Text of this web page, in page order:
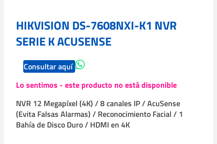
HIKVISION DS-7608NXI-K1 NVR
SERIE K ACUSENSE
Consultar aquí
Lo sentimos - este producto no está disponible
NVR 12 Megapíxel (4K) / 8 canales IP / AcuSense
(Evita Falsas Alarmas) / Reconocimiento Facial / 1
Bahía de Disco Duro / HDMI en 4K